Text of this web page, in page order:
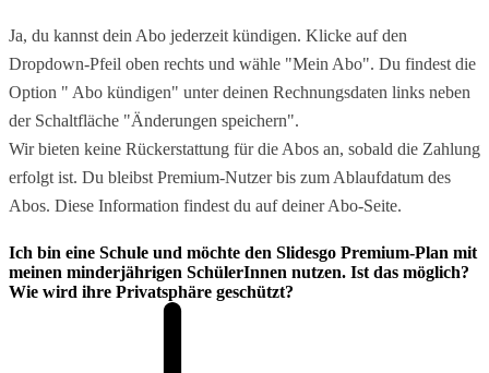
Ja, du kannst dein Abo jederzeit kündigen. Klicke auf den
Dropdown-Pfeil oben rechts und wähle "Mein Abo". Du findest die
Option " Abo kündigen" unter deinen Rechnungsdaten links neben
der Schaltfläche "Änderungen speichern".
Wir bieten keine Rückerstattung für die Abos an, sobald die Zahlung
erfolgt ist. Du bleibst Premium-Nutzer bis zum Ablaufdatum des
Abos. Diese Information findest du auf deiner Abo-Seite.
Ich bin eine Schule und möchte den Slidesgo Premium-Plan mit
meinen minderjährigen SchülerInnen nutzen. Ist das möglich?
Wie wird ihre Privatsphäre geschützt?